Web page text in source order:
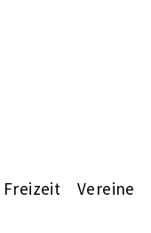
Freizeit Vereine